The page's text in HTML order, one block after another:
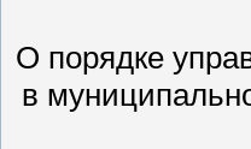
О порядке
в